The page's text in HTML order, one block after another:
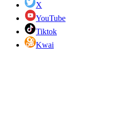
X
YouTube
Tiktok
Kwai